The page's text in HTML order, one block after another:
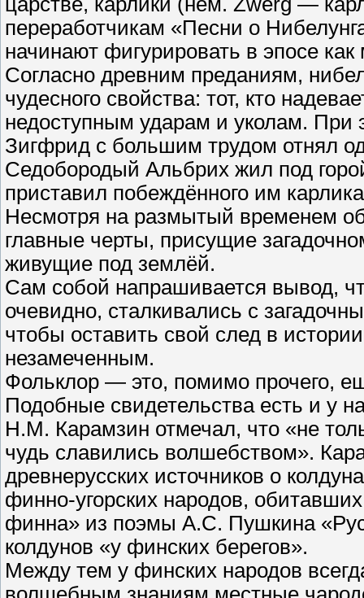
переработчикам «Песни о
начинают фигурировать в эпосе
Согласно древним преданиям,
чудесного свойства: тот, кто
недоступным ударам и уколам. При
Зигфрид с большим трудом отнял
Седобородый Альбрих жил под
приставил побеждённого им
Несмотря на размытый временем
главные черты, присущие
живущие под землёй.
Сам собой напрашивается вывод,
очевидно, сталкивались с
чтобы оставить свой след в
незамеченным.
Фольклор — это, помимо прочего,
Подобные свидетельства есть и у
Н.М. Карамзин отмечал, что «не
чудь славились волшебством».
древнерусских источников о
финно-угорских народов,
финна» из поэмы А.С. Пушкина
колдунов «у финских берегов».
Между тем у финских народов